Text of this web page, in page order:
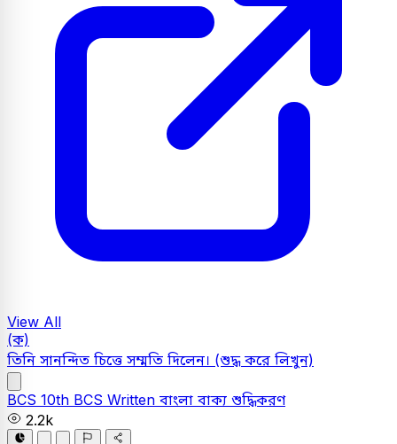
View All
(ক)
তিনি সানন্দিত চিত্তে সম্মতি দিলেন। (শুদ্ধ করে লিখুন)
BCS 10th BCS Written বাংলা বাক্য শুদ্ধিকরণ
2.2k